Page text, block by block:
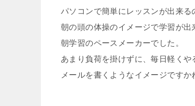
パソコンで簡単にレッスンが出来る
朝の頭の体操のイメージで学習が出
朝学習のペースメーカーでした。
あまり負荷を掛けずに、毎日軽くや
メールを書くようなイメージですか